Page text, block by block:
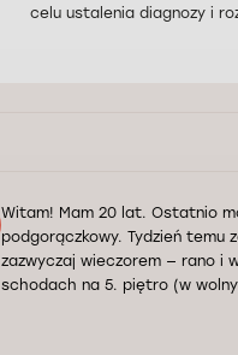
celu ustalenia diagnozy i
Witam! Mam 20 lat. Ostatnio
podgorączkowy. Tydzień temu
zazwyczaj wieczorem — rano i
schodach na 5. piętro (w